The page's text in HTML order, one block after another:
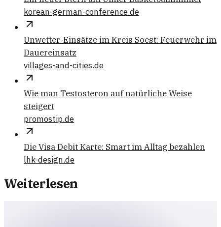
korean-german-conference.de
Unwetter-Einsätze im Kreis Soest: Feuerwehr im
Dauereinsatz
villages-and-cities.de
Wie man Testosteron auf natürliche Weise
steigert
promostip.de
Die Visa Debit Karte: Smart im Alltag bezahlen
lhk-design.de
Weiterlesen